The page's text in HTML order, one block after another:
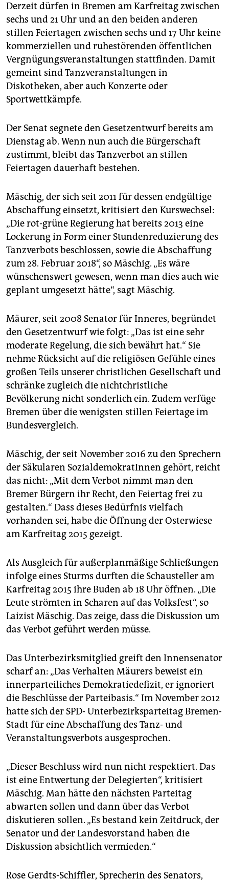
Derzeit dürfen in Bremen am Karfreitag zwischen
sechs und 21 Uhr und an den beiden anderen
stillen Feiertagen zwischen sechs und 17 Uhr keine
kommerziellen und ruhestörenden öffentlichen
Vergnügungsveranstaltungen stattfinden. Damit
gemeint sind Tanzveranstaltungen in
Diskotheken, aber auch Konzerte oder
Sportwettkämpfe.
Der Senat segnete den Gesetzentwurf bereits am
Dienstag ab. Wenn nun auch die Bürgerschaft
zustimmt, bleibt das Tanzverbot an stillen
Feiertagen dauerhaft bestehen.
Mäschig, der sich seit 2011 für dessen endgültige
Abschaffung einsetzt, kritisiert den Kurswechsel:
„Die rot-grüne Regierung hat bereits 2013 eine
Lockerung in Form einer Stundenreduzierung des
Tanzverbots beschlossen, sowie die Abschaffung
zum 28. Februar 2018“, so Mäschig. „Es wäre
wünschenswert gewesen, wenn man dies auch wie
geplant umgesetzt hätte“, sagt Mäschig.
Mäurer, seit 2008 Senator für Inneres, begründet
den Gesetzentwurf wie folgt: „Das ist eine sehr
moderate Regelung, die sich bewährt hat.“ Sie
nehme Rücksicht auf die religiösen Gefühle eines
großen Teils unserer christlichen Gesellschaft und
schränke zugleich die nichtchristliche
Bevölkerung nicht sonderlich ein. Zudem verfüge
Bremen über die wenigsten stillen Feiertage im
Bundesvergleich.
Mäschig, der seit November 2016 zu den Sprechern
der Säkularen SozialdemokratInnen gehört, reicht
das nicht: „Mit dem Verbot nimmt man den
Bremer Bürgern ihr Recht, den Feiertag frei zu
gestalten.“ Dass dieses Bedürfnis vielfach
vorhanden sei, habe die Öffnung der Osterwiese
am Karfreitag 2015 gezeigt.
Als Ausgleich für außerplanmäßige Schließungen
infolge eines Sturms durften die Schausteller am
Karfreitag 2015 ihre Buden ab 18 Uhr öffnen. „Die
Leute strömten in Scharen auf das Volksfest“, so
Laizist Mäschig. Das zeige, dass die Diskussion um
das Verbot geführt werden müsse.
Das Unterbezirksmitglied greift den Innensenator
scharf an: „Das Verhalten Mäurers beweist ein
innerparteiliches Demokratiedefizit, er ignoriert
die Beschlüsse der Parteibasis.“ Im November 2012
hatte sich der SPD- Unterbezirksparteitag Bremen-
Stadt für eine Abschaffung des Tanz- und
Veranstaltungsverbots ausgesprochen.
„Dieser Beschluss wird nun nicht respektiert. Das
ist eine Entwertung der Delegierten“, kritisiert
Mäschig. Man hätte den nächsten Parteitag
abwarten sollen und dann über das Verbot
diskutieren sollen. „Es bestand kein Zeitdruck, der
Senator und der Landesvorstand haben die
Diskussion absichtlich vermieden.“
Rose Gerdts-Schiffler, Sprecherin des Senators,